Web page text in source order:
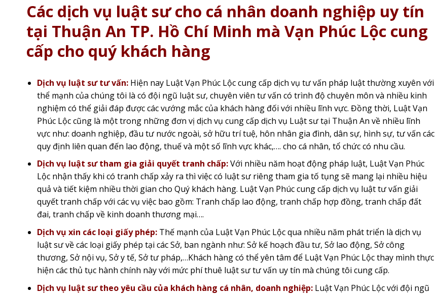
Các dịch vụ luật sư cho cá nhân doanh nghiệp uy tín
tại Thuận An TP. Hồ Chí Minh mà Vạn Phúc Lộc cung
cấp cho quý khách hàng
Dịch vụ luật sư tư vấn: Hiện nay Luật Vạn Phúc Lộc cung cấp dịch vụ tư vấn pháp luật thường xuyên với
thể mạnh của chúng tôi là có đội ngũ luật sư, chuyên viên tư vấn có trình độ chuyên môn và nhiều kinh
nghiệm có thể giải đáp được các vướng mắc của khách hàng đối với nhiều lĩnh vực. Đồng thời, Luật Vạn
Phúc Lộc cũng là một trong những đơn vị dịch vụ cung cấp dịch vụ Luật sư tại Thuận An về nhiều lĩnh
vực như: doanh nghiệp, đầu tư nước ngoài, sở hữu trí tuệ, hôn nhân gia đình, dân sự, hình sự, tư vấn các
quy định liên quan đến lao động, thuế và một số lĩnh vực khác,…. cho cá nhân, tổ chức có nhu cầu.
Dịch vụ luật sư tham gia giải quyết tranh chấp:Với nhiều năm hoạt động pháp luật, Luật Vạn Phúc
Lộc nhận thấy khi có tranh chấp xảy ra thì việc có luật sư riêng tham gia tố tụng sẽ mang lại nhiều hiệu
quả và tiết kiệm nhiều thời gian cho Quý khách hàng. Luật Vạn Phúc cung cấp dịch vụ luật tư vấn giải
quyết tranh chấp với các vụ việc bao gồm: Tranh chấp lao động, tranh chấp hợp đồng, tranh chấp đất
đai, tranh chấp về kinh doanh thương mại….
Dịch vụ xin các loại giấy phép: Thế mạnh của Luật Vạn Phúc Lộc qua nhiều năm phát triển là dịch vụ
luật sư về các loại giấy phép tại các Sở, ban ngành như: Sở kế hoạch đầu tư, Sở lao động, Sở công
thương, Sở nội vụ, Sở y tế, Sở tư pháp,…Khách hàng có thể yên tâm để Luật Vạn Phúc Lộc thay mình thực
hiện các thủ tục hành chính này với mức phí thuê luật sư tư vấn uy tín mà chúng tôi cung cấp.
Dịch vụ luật sư theo yêu cầu của khách hàng cá nhân, doanh nghiệp: Luật Vạn Phúc Lộc với đội ngũ